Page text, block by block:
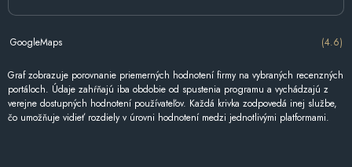
GoogleMaps (4.6)
Graf zobrazuje porovnanie priemerných hodnotení firmy na vybraných recenzných
portáloch. Údaje zahŕňajú iba obdobie od spustenia programu a vychádzajú z
verejne dostupných hodnotení používateľov. Každá krivka zodpovedá inej službe,
čo umožňuje vidieť rozdiely v úrovni hodnotení medzi jednotlivými platformami.